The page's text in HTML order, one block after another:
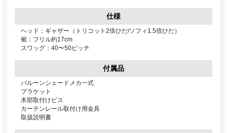
仕様
ヘッド：ギャザー（トリコット2倍ひだ/ソフィ1.5倍ひだ）
裾：フリル約17cm
スワッグ：40〜50ピッチ
付属品
バルーンシェードメカ一式
ブラケット
木部取付けビス
カーテンレール取付け用金具
取扱説明書